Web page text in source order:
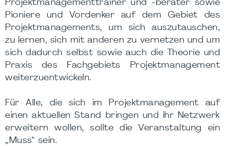
Projektmanagementtrainer und -berater sowie
Pioniere und Vordenker auf dem Gebiet des
Projektmanagements, um sich auszutauschen,
zu lernen, sich mit anderen zu vernetzen und um
sich dadurch selbst sowie auch die Theorie und
Praxis des Fachgebiets Projektmanagement
weiterzuentwickeln.
Für Alle, die sich im Projektmanagement auf
einen aktuellen Stand bringen und ihr Netzwerk
erweitern wollen, sollte die Veranstaltung ein
„Muss“ sein.